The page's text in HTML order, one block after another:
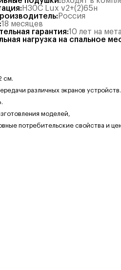
: Н30С Lux v2+(2)65н
: Россия
:18 месяцев
гарантия:10 лет на
нагрузка на спальное
см.
различных экранов устройств.
.
моделей,
потребительские свойства и